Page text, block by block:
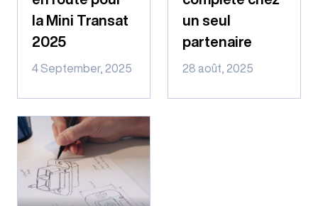
la Mini Transat
2025
4 September, 2025
un seul
partenaire
28 août, 2025